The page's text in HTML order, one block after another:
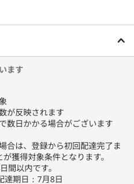
きな時間に配達パートナーとし
用車等で配達パートナーとなる
間を有効に活用できます。学生
ます
が反映されます
数日かかる場合がございます
合は、登録から初回配達完了ま
獲得対象条件となります。
間以内です。
期日：7月8日